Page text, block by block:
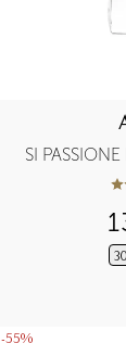
SI
5
-55%